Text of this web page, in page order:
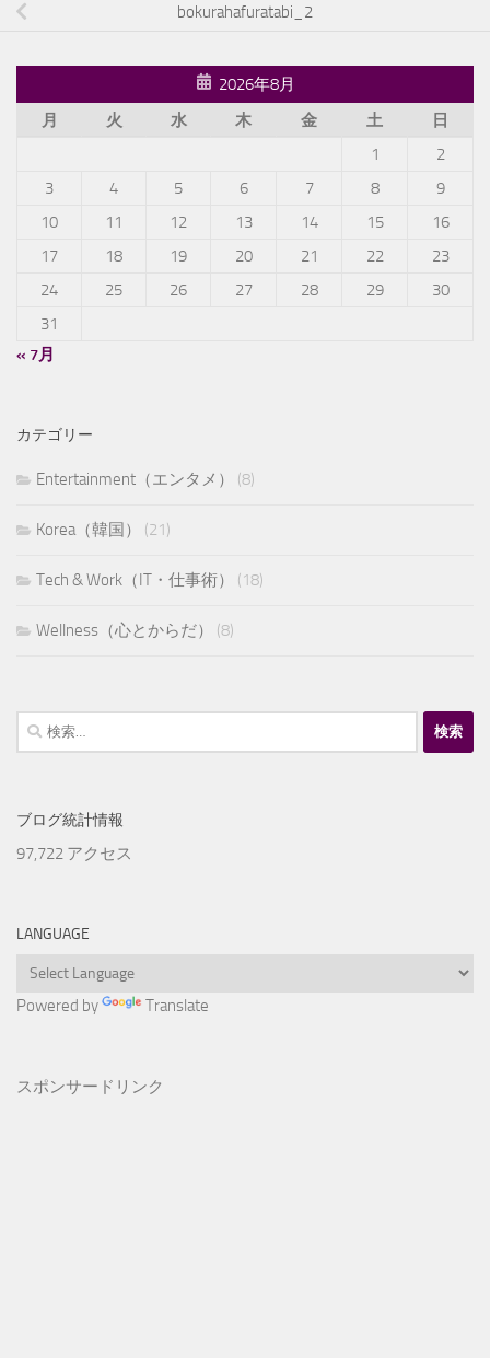
bokurahafuratabi_2
2026年8月
月
火 水 木 金 土
日
1
2
3
4 5 6 7 8
9
10
11 12 13 14 15
16
17
18 19 20 21 22
23
24
25 26 27 28 29
30
31
« 7月
カテゴリー
Entertainment（エンタメ） (8)
Korea（韓国） (21)
Tech & Work（IT・仕事術） (18)
Wellness（心とからだ） (8)
検
索:
ブログ統計情報
97,722 アクセス
LANGUAGE
Powered by Translate
スポンサードリンク